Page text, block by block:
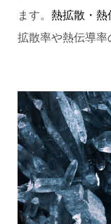
ます。 熱拡散・熱
拡散率や熱伝導率